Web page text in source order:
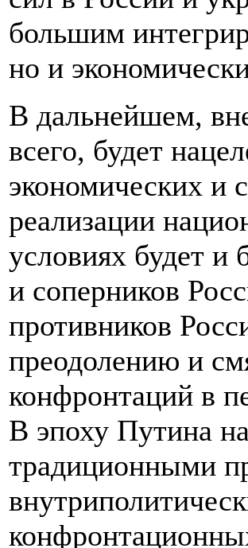
большим
но и
В дальнейшем,
всего, будет
экономических и
реализации
условиях будет и
и соперников
противников
преодолению и
конфронтаций в
В эпоху Путина
традиционными